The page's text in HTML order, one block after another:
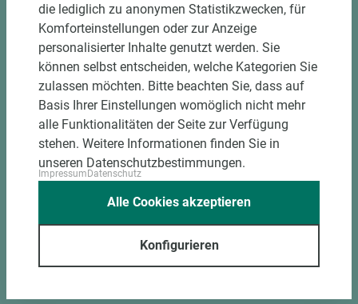
Einzelteiletikettierung auf Wunsch möglich
Materialschonende und kundengerechte
Verpackung der Fixmaße
Jetzt Zuschnitt anfragen
die lediglich zu anonymen Statistikzwecken, für
Komforteinstellungen oder zur Anzeige
personalisierter Inhalte genutzt werden. Sie
können selbst entscheiden, welche Kategorien Sie
zulassen möchten. Bitte beachten Sie, dass auf
Basis Ihrer Einstellungen womöglich nicht mehr
alle Funktionalitäten der Seite zur Verfügung
stehen. Weitere Informationen finden Sie in
unseren Datenschutzbestimmungen.
ImpressumDatenschutz
Konfigurieren
Alle Cookies akzeptieren